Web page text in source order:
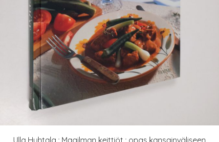
Ulla Huhtala : Maailman keittiöt : opas kansainväliseen